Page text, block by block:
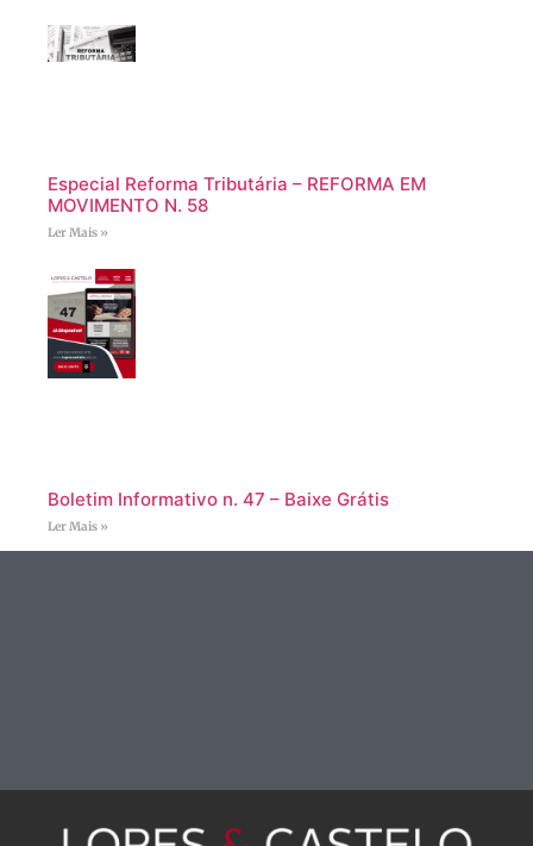
Especial Reforma Tributária – REFORMA EM
MOVIMENTO N. 58
Ler Mais »
Boletim Informativo n. 47 – Baixe Grátis
Ler Mais »